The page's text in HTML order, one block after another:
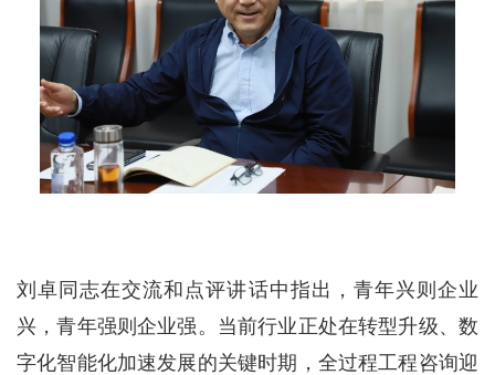
刘卓同志在交流和点评讲话中指出，青年兴则企业
兴，青年强则企业强。当前行业正处在转型升级、数
字化智能化加速发展的关键时期，全过程工程咨询迎